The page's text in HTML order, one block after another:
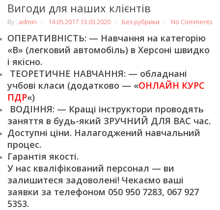
Вигоди для наших клієнтів
By : admin 14.05.2017 13.03.2020 Без рубрики No Comments
ОПЕРАТИВНІСТЬ: — Навчання на категорію
«В» (легковий автомобіль) в Херсоні швидко
і якісно.
ТЕОРЕТИЧНЕ НАВЧАННЯ: — обладнані
учбові класи (додатково — «ОНЛАЙН КУРС
ПДР«)
ВОДІННЯ: — Кращі інструктори проводять
заняття в будь-який ЗРУЧНИЙ ДЛЯ ВАС час.
Доступні ціни. Налагоджений навчальний
процес.
Гарантія якості.
У нас кваліфікований персонал — ви
залишитеся задоволені! Чекаємо ваші
заявки за телефоном 050 950 7283, 067 927
5353.